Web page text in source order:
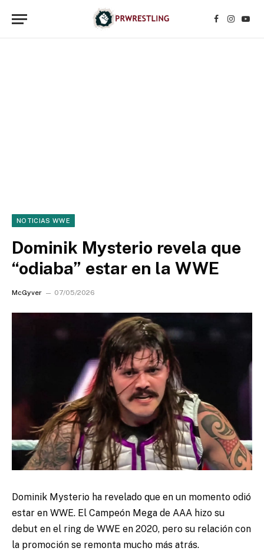
Facebook
NOTICIAS WWE
Dominik Mysterio revela que
“odiaba” estar en la WWE
McGyver 07/05/2026
Dominik Mysterio ha revelado que en un momento odió
estar en WWE. El Campeón Mega de AAA hizo su
debut en el ring de WWE en 2020, pero su relación con
la promoción se remonta mucho más atrás.